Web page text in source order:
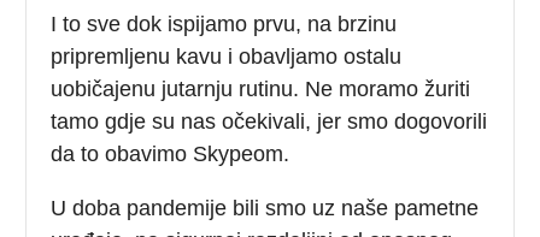
I to sve dok ispijamo prvu, na brzinu
pripremljenu kavu i obavljamo ostalu
uobičajenu jutarnju rutinu. Ne moramo žuriti
tamo gdje su nas očekivali, jer smo dogovorili
da to obavimo Skypeom.
U doba pandemije bili smo uz naše pametne